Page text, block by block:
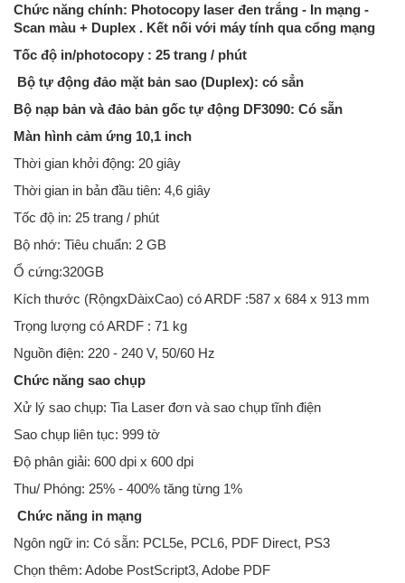
Chức năng chính: Photocopy laser đen trắng - In mạng -
Scan màu + Duplex . Kết nối với máy tính qua cổng mạng
Tốc độ in/photocopy : 25 trang / phút
Bộ tự động đảo mặt bản sao (Duplex): có sẳn
Bộ nạp bản và đảo bản gốc tự động DF3090: Có sẵn
Màn hình cảm ứng 10,1 inch
Thời gian khởi động: 20 giây
Thời gian in bản đầu tiên: 4,6 giây
Tốc độ in: 25 trang / phút
Bộ nhớ: Tiêu chuẩn: 2 GB
Ổ cứng:320GB
Kích thước (RộngxDàixCao) có ARDF :587 x 684 x 913 mm
Trọng lượng có ARDF : 71 kg
Nguồn điện: 220 - 240 V, 50/60 Hz
Chức năng sao chụp
Xử lý sao chụp: Tia Laser đơn và sao chụp tĩnh điện
Sao chụp liên tục: 999 tờ
Độ phân giải: 600 dpi x 600 dpi
Thu/ Phóng: 25% - 400% tăng từng 1%
Chức năng in mạng
Ngôn ngữ in: Có sẵn: PCL5e, PCL6, PDF Direct, PS3
Chọn thêm: Adobe PostScript3, Adobe PDF